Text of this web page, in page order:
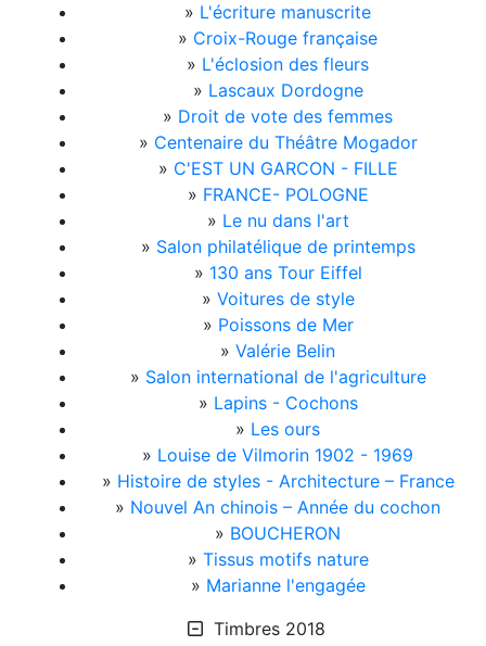
» L'écriture manuscrite
» Croix-Rouge française
» L'éclosion des fleurs
» Lascaux Dordogne
» Droit de vote des femmes
» Centenaire du Théâtre Mogador
» C'EST UN GARCON - FILLE
» FRANCE- POLOGNE
» Le nu dans l'art
» Salon philatélique de printemps
» 130 ans Tour Eiffel
» Voitures de style
» Poissons de Mer
» Valérie Belin
» Salon international de l'agriculture
» Lapins - Cochons
» Les ours
» Louise de Vilmorin 1902 - 1969
» Histoire de styles - Architecture – France
» Nouvel An chinois – Année du cochon
» BOUCHERON
» Tissus motifs nature
» Marianne l'engagée
Timbres 2018